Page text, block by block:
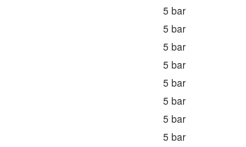
5 bar
5 bar
5 bar
5 bar
5 bar
5 bar
5 bar
5 bar